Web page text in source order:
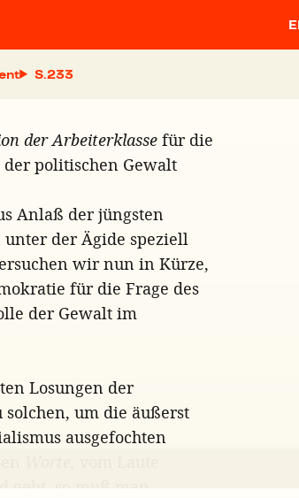
S.
der Arbeiterklasse für die
politischen Gewalt
Anlaß der jüngsten
unter der Ägide speziell
wir nun in Kürze,
für die Frage des
der Gewalt im
Losungen der
um die äußerst
ausgefochten
geht, so muß man